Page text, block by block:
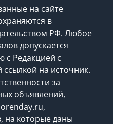
на сайте
в
РФ. Любое
допускается
с Редакцией с
ссылкой на источник.
за
объявлений,
на которые даны